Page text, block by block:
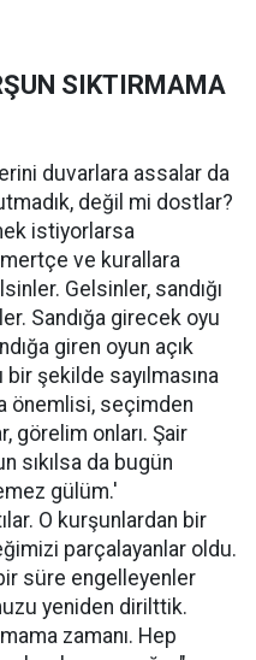
SIKTIRMAMA
duvarlara assalar da
değil mi dostlar?
istiyorlarsa
mertçe ve kurallara
Gelsinler, sandığı
Sandığa girecek oyu
giren oyun açık
şekilde sayılmasına
önemlisi, seçimden
görelim onları. Şair
sıkılsa da bugün
gülüm.'
O kurşunlardan bir
parçalayanlar oldu.
süre engelleyenler
yeniden dirilttik.
zamanı. Hep